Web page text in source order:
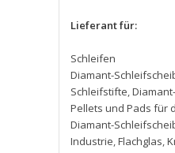
Lieferant für:
Schleifen
Diamant-
Schleifstifte,
Pellets und Pads für
Diamant-
Industrie,Flachglas,